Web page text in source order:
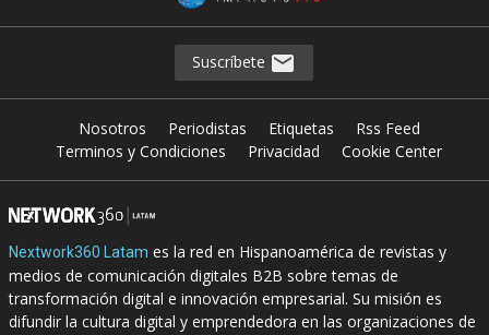
Suscríbete
Nosotros Periodistas Etiquetas
Rss Feed
Terminos y Condiciones
Privacidad Cookie Center
Nextwork360 Latam es la red en Hispanoamérica de revistas y
medios de comunicación digitales B2B sobre temas de
transformación digital e innovación empresarial. Su misión es
difundir la cultura digital y emprendedora en las organizaciones de